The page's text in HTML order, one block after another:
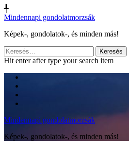
╄
Mindennapi gondolatmorzsák
Képek-, gondolatok-, és minden más!
Keresés:
Hit enter after type your search item
Mindennapi gondolatmorzsák
Képek-, gondolatok-, és minden más!